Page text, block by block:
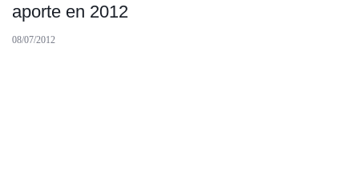
aporte en 2012
08/07/2012